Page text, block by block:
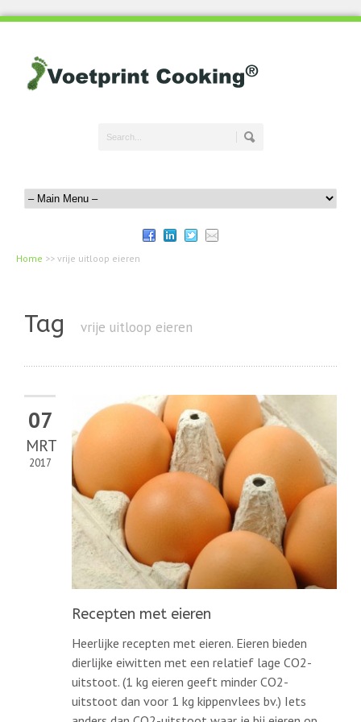
Home >> vrije uitloop eieren
Tag vrije uitloop eieren
07
MRT
2017
Recepten met eieren
Heerlijke recepten met eieren. Eieren bieden
dierlijke eiwitten met een relatief lage CO2-
uitstoot. (1 kg eieren geeft minder CO2-
uitstoot dan voor 1 kg kippenvlees bv.) Iets